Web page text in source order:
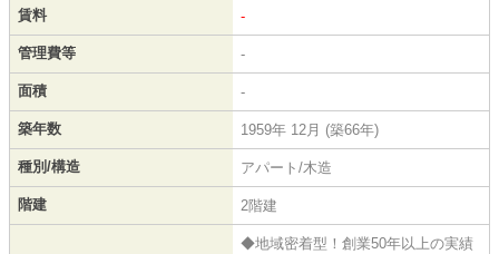
賃料 -
管理費等 -
面積 -
築年数 1959年 12月 (築66年)
種別/構造 アパート/木造
階建 2階建
◆地域密着型！創業50年以上の実績